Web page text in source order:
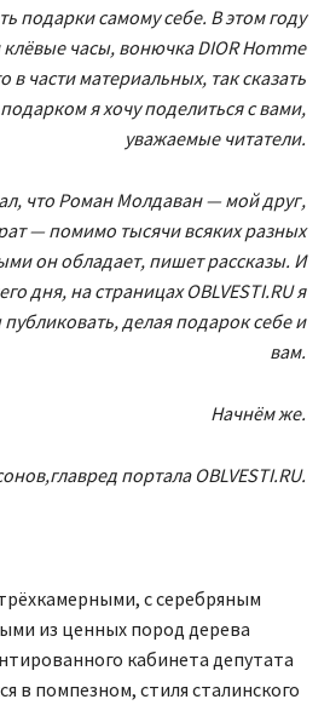
подарки самому себе. В этом году
часы, вонючка DIOR Homme
в части материальных, так сказать
я хочу поделиться с вами,
уважаемые читатели.
что Роман Молдаван — мой друг,
— помимо тысячи всяких разных
он обладает, пишет рассказы. И
дня, на страницах OBLVESTI.RU я
публиковать, делая подарок себе и
вам.
Начнём же.
портала OBLVESTI.RU.
с серебряным
из ценных пород дерева
кабинета депутата
в помпезном, стиля сталинского